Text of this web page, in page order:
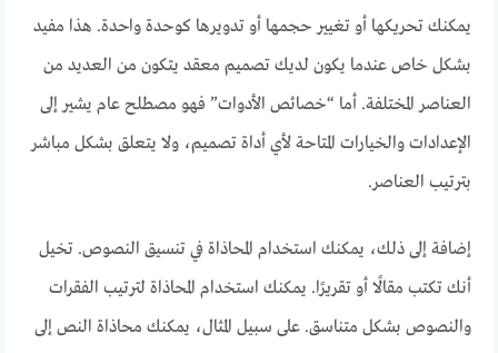
يمكنك تحريكها أو تغيير حجمها أو تدويرها كوحدة واحدة. هذا مفيد
بشكل خاص عندما يكون لديك تصميم معقد يتكون من العديد من
العناصر المختلفة. أما “خصائص الأدوات” فهو مصطلح عام يشير إلى
الإعدادات والخيارات المتاحة لأي أداة تصميم، ولا يتعلق بشكل مباشر
بترتيب العناصر.
إضافة إلى ذلك، يمكنك استخدام المحاذاة في تنسيق النصوص. تخيل
أنك تكتب مقالًا أو تقريرًا. يمكنك استخدام المحاذاة لترتيب الفقرات
والنصوص بشكل متناسق. على سبيل المثال، يمكنك محاذاة النص إلى